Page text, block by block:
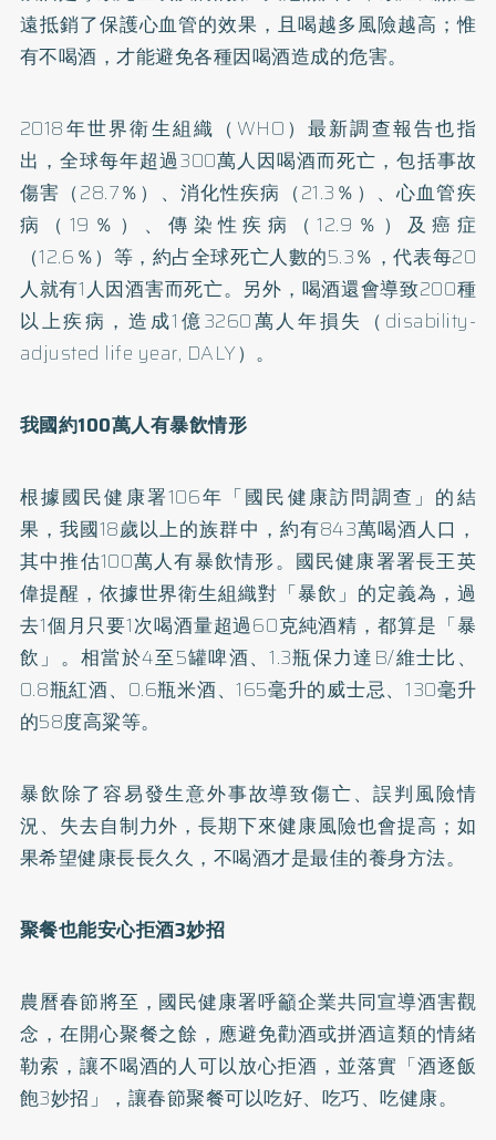
遠抵銷了保護心血管的效果，且喝越多風險越高；惟
有不喝酒，才能避免各種因喝酒造成的危害。
2018年世界衛生組織（WHO）最新調查報告也指
出，全球每年超過300萬人因喝酒而死亡，包括事故
傷害（28.7％）、消化性疾病（21.3％）、心血管疾
病（19％）、傳染性疾病（12.9％）及癌症
（12.6％）等，約占全球死亡人數的5.3％，代表每20
人就有1人因酒害而死亡。另外，喝酒還會導致200種
以上疾病，造成1億3260萬人年損失（disability-
adjusted life year, DALY）。
我國約100萬人有暴飲情形
根據國民健康署106年「國民健康訪問調查」的結
果，我國18歲以上的族群中，約有843萬喝酒人口，
其中推估100萬人有暴飲情形。國民健康署署長王英
偉提醒，依據世界衛生組織對「暴飲」的定義為，過
去1個月只要1次喝酒量超過60克純酒精，都算是「暴
飲」。相當於4至5罐啤酒、1.3瓶保力達B/維士比、
0.8瓶紅酒、0.6瓶米酒、165毫升的威士忌、130毫升
的58度高粱等。
暴飲除了容易發生意外事故導致傷亡、誤判風險情
況、失去自制力外，長期下來健康風險也會提高；如
果希望健康長長久久，不喝酒才是最佳的養身方法。
聚餐也能安心拒酒3妙招
農曆春節將至，國民健康署呼籲企業共同宣導酒害觀
念，在開心聚餐之餘，應避免勸酒或拼酒這類的情緒
勒索，讓不喝酒的人可以放心拒酒，並落實「酒逐飯
飽3妙招」，讓春節聚餐可以吃好、吃巧、吃健康。